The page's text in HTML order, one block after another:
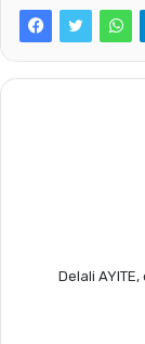
b
Delali